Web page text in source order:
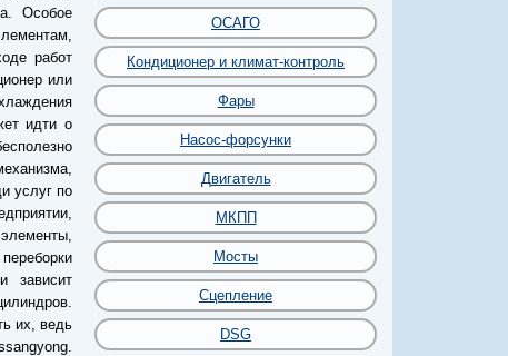
Особое
работ
или
идти о
услуг по
зависит
их, ведь
ОСАГО
Кондиционер и климат-контроль
Фары
Насос-форсунки
Двигатель
МКПП
Мосты
Сцепление
DSG